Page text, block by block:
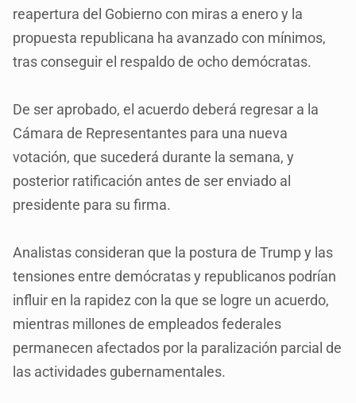
reapertura del Gobierno con miras a enero y la
propuesta republicana ha avanzado con mínimos,
tras conseguir el respaldo de ocho demócratas.
De ser aprobado, el acuerdo deberá regresar a la
Cámara de Representantes para una nueva
votación, que sucederá durante la semana, y
posterior ratificación antes de ser enviado al
presidente para su firma.
Analistas consideran que la postura de Trump y las
tensiones entre demócratas y republicanos podrían
influir en la rapidez con la que se logre un acuerdo,
mientras millones de empleados federales
permanecen afectados por la paralización parcial de
las actividades gubernamentales.